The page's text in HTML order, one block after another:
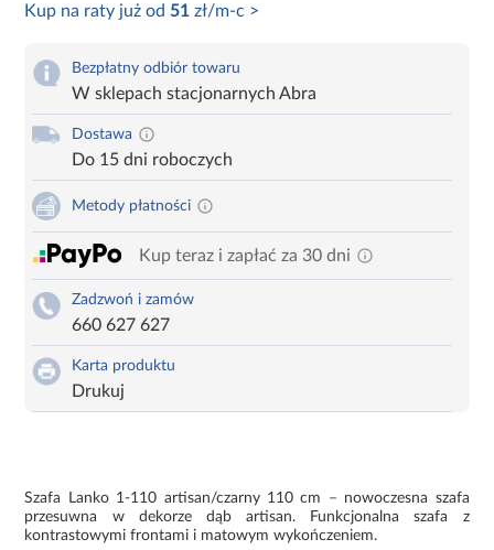
Kup na raty już od 51 zł/m-c >
Bezpłatny odbiór towaru
W sklepach stacjonarnych Abra
Dostawa
Do 15 dni roboczych
Metody płatności
Kup teraz i zapłać za 30 dni
Zadzwoń i zamów
660 627 627
Karta produktu
Drukuj
Szafa Lanko 1-110 artisan/czarny 110 cm – nowoczesna szafa
przesuwna w dekorze dąb artisan. Funkcjonalna szafa z
kontrastowymi frontami i matowym wykończeniem.